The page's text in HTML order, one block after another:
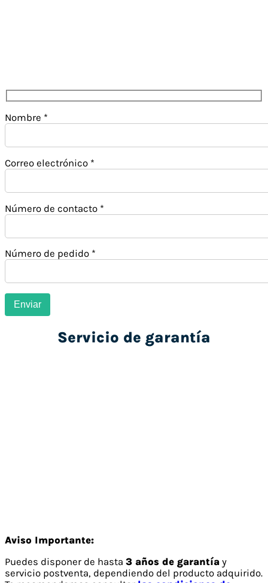
Nombre *
Correo electrónico *
Número de contacto *
Número de pedido *
Servicio de garantía
Aviso Importante:
Puedes disponer de hasta 3 años de garantía y
servicio postventa, dependiendo del producto adquirido.